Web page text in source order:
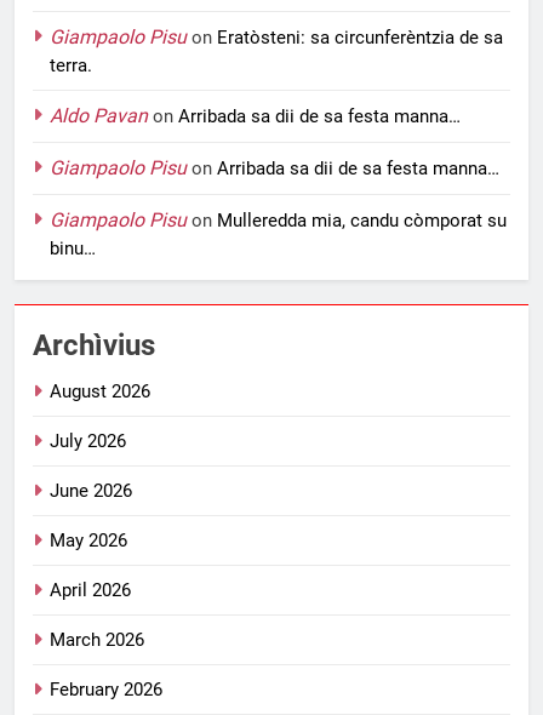
Giampaolo Pisuon Eratòsteni: sa circunferèntzia de sa
terra.
Aldo Pavanon Arribada sa dii de sa festa manna…
Giampaolo Pisuon Arribada sa dii de sa festa manna…
Giampaolo Pisuon Mulleredda mia, candu còmporat su
binu…
Archìvius
August 2026
July 2026
June 2026
May 2026
April 2026
March 2026
February 2026